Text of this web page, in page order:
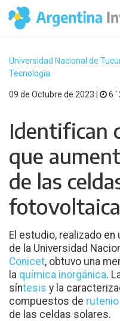
Universidad Nacional de
Tecnología
09 de Octubre de 2023 | 6 ′
Identifican
que
de las
El estudio, realizado
de la Universidad
Conicet, obtuvo una
la química inorgánica.
síntesis y la
compuestos de rutenio
de las celdas solares.